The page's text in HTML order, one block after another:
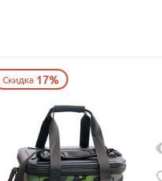
Скидка 17%